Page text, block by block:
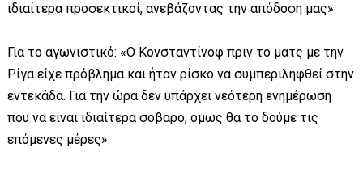
ιδιαίτερα προσεκτικοί, ανεβάζοντας την απόδοση μας».
Για το αγωνιστικό: «Ο Κονσταντίνοφ πριν το ματς με την
Ρίγα είχε πρόβλημα και ήταν ρίσκο να συμπεριληφθεί στην
εντεκάδα. Για την ώρα δεν υπάρχει νεότερη ενημέρωση
που να είναι ιδιαίτερα σοβαρό, όμως θα το δούμε τις
επόμενες μέρες».